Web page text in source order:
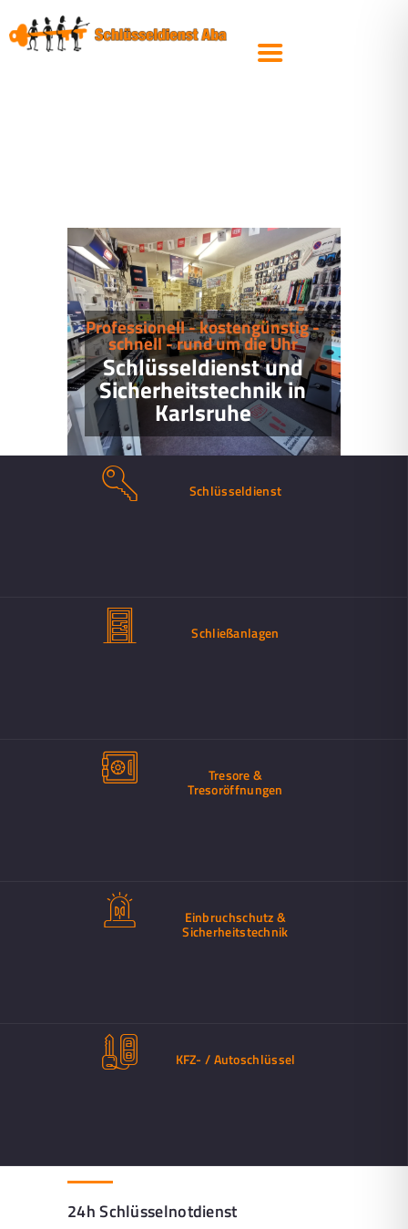
SCHLIESSANLAGEN
SICHERHEITSTECHNIK
SERVICE
ÜBER UNS
SCHLÜSSEL
NACHBESTELLEN
Professionell - kostengünstig -
schnell - rund um die Uhr
Schlüsseldienst und
Sicherheitstechnik in
Karlsruhe
Schlüsseldienst
Schließanlagen
Tresore &
Tresoröffnungen
Einbruchschutz &
Sicherheitstechnik
KFZ- / Autoschlüssel
24h Schlüsselnotdienst